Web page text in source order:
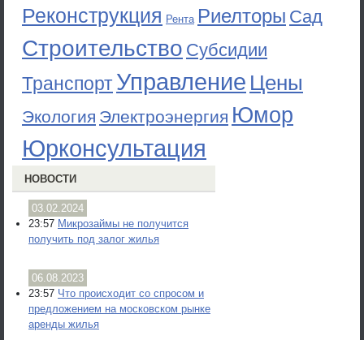
Реконструкция Рента Риелторы Сад
Строительство Субсидии
ТранспортУправление Цены
Экология Электроэнергия Юмор
Юрконсультация
НОВОСТИ
03.02.2024
23:57 Микрозаймы не получится
получить под залог жилья
06.08.2023
23:57 Что происходит со спросом и
предложением на московском рынке
аренды жилья